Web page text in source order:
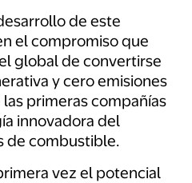
de este
el compromiso que
global de convertirse
y cero emisiones
primeras compañías
innovadora del
de combustible.
vez el potencial